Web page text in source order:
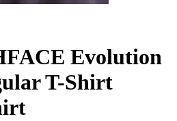
Evolution
T-Shirt